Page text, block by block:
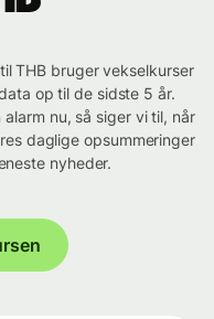
THB bruger vekselkurser
op til de sidste 5 år.
nu, så siger vi til, når
daglige opsummeringer
nyheder.